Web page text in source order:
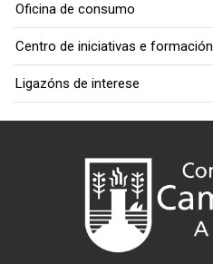
Oficina de consumo
Centro de iniciativas e formación
Ligazóns de interese